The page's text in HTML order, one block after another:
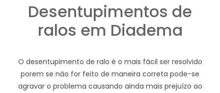
Desentupimentos de
ralos em Diadema
O desentupimento de ralo é o mais fácil ser resolvido
porem se não for feito de maneira correta pode-se
agravar o problema causando ainda mais prejuízo ao